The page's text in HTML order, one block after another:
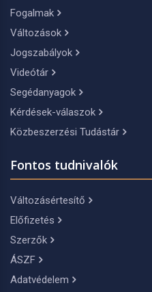
Fogalmak
Változások
Jogszabályok
Videótár
Segédanyagok
Kérdések-válaszok
Közbeszerzési Tudástár
Fontos tudnivalók
Változásértesítő
Előfizetés
Szerzők
ÁSZF
Adatvédelem